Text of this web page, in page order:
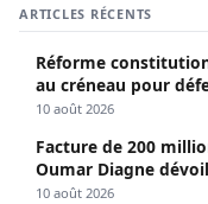
ARTICLES RÉCENTS
Réforme
au créneau pour
10 août 2026
Facture de 200
Oumar Diagne
Diomaye et Cie
10 août 2026